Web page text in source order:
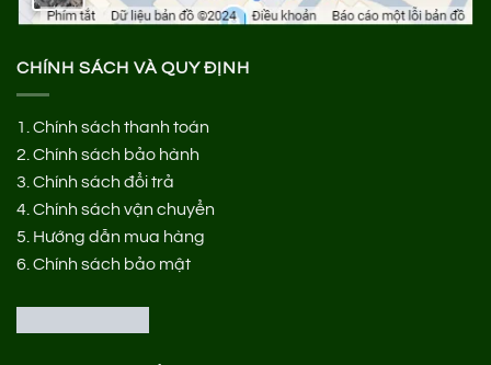
CHÍNH SÁCH VÀ QUY ĐỊNH
1.Chính sách thanh toán
2.Chính sách bảo hành
3.Chính sách đổi trả
4.Chính sách vận chuyển
5. Hướng dẫn mua hàng
6.Chính sách bảo mật